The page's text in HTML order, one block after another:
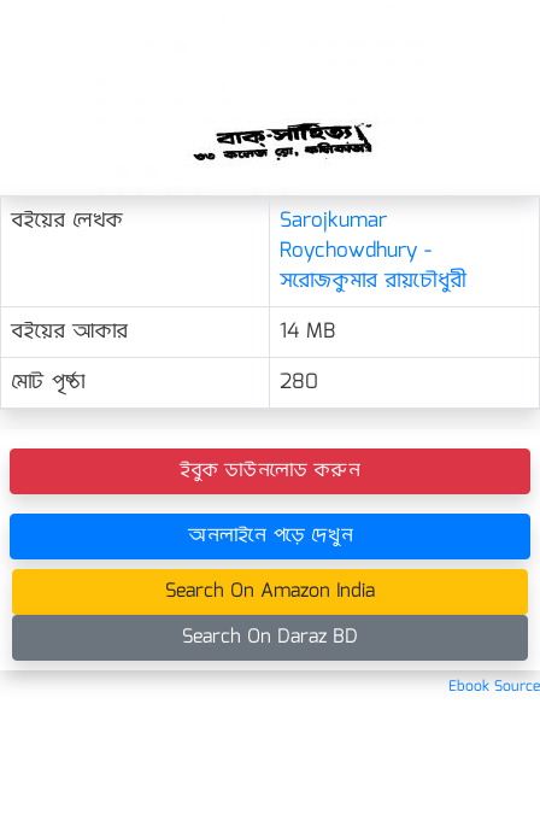
বইয়ের লেখক
Sarojkumar
Roychowdhury -
সরোজকুমার রায়চৌধুরী
বইয়ের আকার
14 MB
মোট পৃষ্ঠা
280
ইবুক ডাউনলোড করুন
অনলাইনে পড়ে দেখুন
Search On Amazon India
Search On Daraz BD
Ebook Source